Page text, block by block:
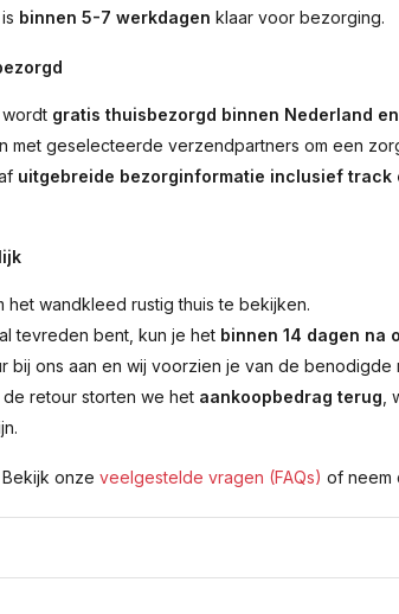
binnen 5-7 werkdagen klaar voor bezorging.
gratis thuisbezorgd binnen Nederland
met geselecteerde verzendpartners om een
uitgebreide bezorginformatie inclusief track
het wandkleed rustig thuis te bekijken.
tevreden bent, kun je het binnen 14 dagen na
bij ons aan en wij voorzien je van de benodigde
retour storten we het aankoopbedrag terug
onze veelgestelde vragen (FAQs) of neem